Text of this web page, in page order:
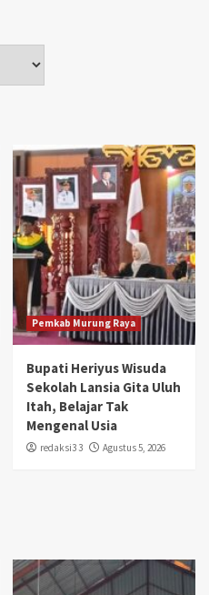
Pemkab Murung Raya
Bupati Heriyus Wisuda
Sekolah Lansia Gita Uluh
Itah, Belajar Tak
Mengenal Usia
redaksi3 3 Agustus 5, 2026